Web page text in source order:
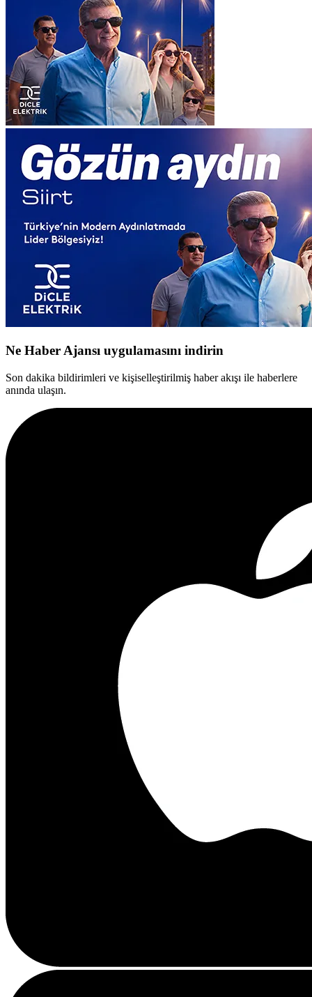
Ne Haber Ajansı uygulamasını indirin
Son dakika bildirimleri ve kişiselleştirilmiş haber akışı ile haberlere
anında ulaşın.